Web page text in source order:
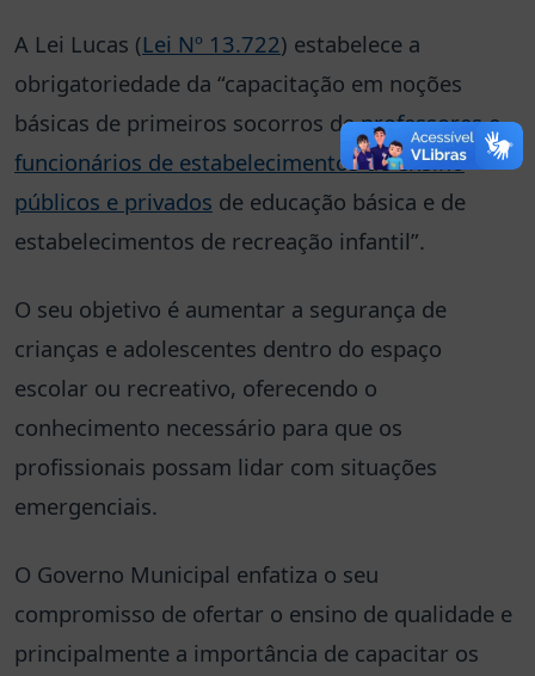
A Lei Lucas (Lei Nº 13.722) estabelece a
obrigatoriedade da “capacitação em noções
básicas de primeiros socorros deprofessores e
funcionários de estabelecimentos de ensino
públicos e privados de educação básica e de
estabelecimentos de recreação infantil”.
O seu objetivo é aumentar a segurança de
crianças e adolescentes dentro do espaço
escolar ou recreativo, oferecendo o
conhecimento necessário para que os
profissionais possam lidar com situações
emergenciais.
O Governo Municipal enfatiza o seu
compromisso de ofertar o ensino de qualidade e
principalmente a importância de capacitar os